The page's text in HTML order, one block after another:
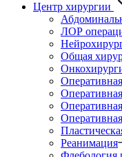
Центр хирургии
ЛОР
Общая
Реанимация